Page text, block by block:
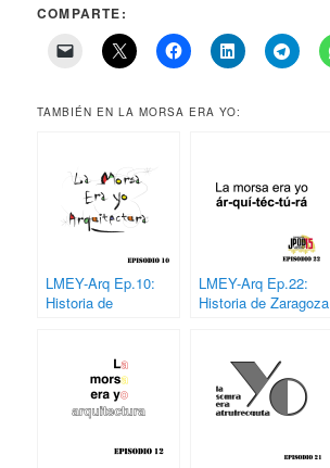
COMPARTE:
TAMBIÉN EN LA MORSA ERA YO:
LMEY-Arq Ep.10:
Historia de
LMEY-Arq Ep.22:
Historia de Zaragoza